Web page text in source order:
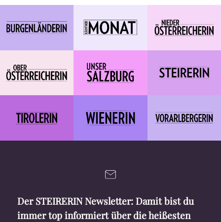
Der STEIRERIN Newsletter: Damit bist du
immer top informiert über die heißesten